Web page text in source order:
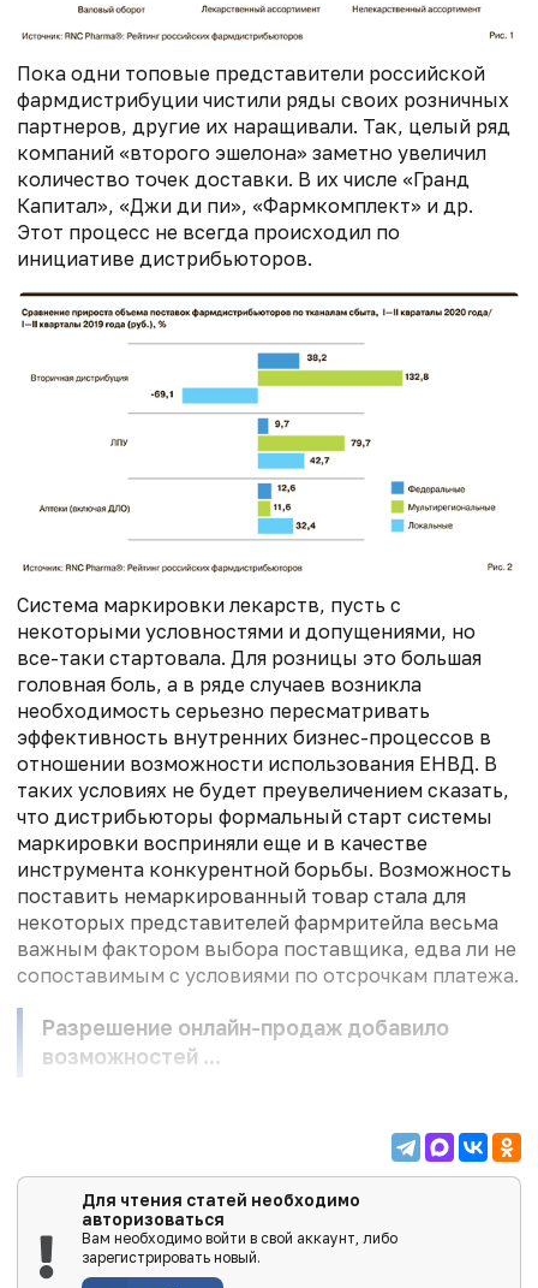
Пока одни топовые представители российской
фармдистрибуции чистили ряды своих розничных
партнеров, другие их наращивали. Так, целый ряд
компаний «второго эшелона» заметно увеличил
количество точек доставки. В их числе «Гранд
Капитал», «Джи ди пи», «Фармкомплект» и др.
Этот процесс не всегда происходил по
инициативе дистрибьюторов.
Система маркировки лекарств, пусть с
некоторыми условностями и допущениями, но
все-таки стартовала. Для розницы это большая
головная боль, а в ряде случаев возникла
необходимость серьезно пересматривать
эффективность внутренних бизнес-процессов в
отношении возможности использования ЕНВД. В
таких условиях не будет преувеличением сказать,
что дистрибьюторы формальный старт системы
маркировки восприняли еще и в качестве
инструмента конкурентной борьбы. Возможность
поставить немаркированный товар стала для
некоторых представителей фармритейла весьма
важным фактором выбора поставщика, едва ли не
сопоставимым с условиями по отсрочкам платежа.
Разрешение онлайн-продаж добавило
возможностей ...
Для чтения статей необходимо
авторизоваться
Вам необходимо войти в свой аккаунт, либо
зарегистрировать новый.